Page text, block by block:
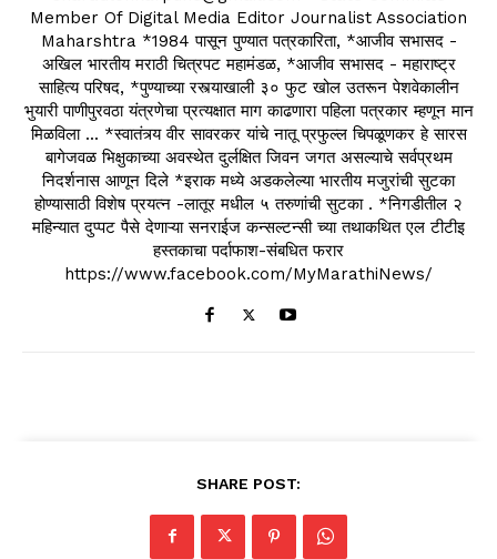
Member Of Digital Media Editor Journalist Association
Maharshtra *1984 पासून पुण्यात पत्रकारिता, *आजीव सभासद -
अखिल भारतीय मराठी चित्रपट महामंडळ, *आजीव सभासद - महाराष्ट्र
साहित्य परिषद, *पुण्याच्या रस्त्याखाली ३० फुट खोल उतरून पेशवेकालीन
भुयारी पाणीपुरवठा यंत्रणेचा प्रत्यक्षात माग काढणारा पहिला पत्रकार म्हणून मान
मिळविला ... *स्वातंत्र्य वीर सावरकर यांचे नातू प्रफुल्ल चिपळूणकर हे सारस
बागेजवळ भिक्षुकाच्या अवस्थेत दुर्लक्षित जिवन जगत असल्याचे सर्वप्रथम
निदर्शनास आणून दिले *इराक मध्ये अडकलेल्या भारतीय मजुरांची सुटका
होण्यासाठी विशेष प्रयत्न -लातूर मधील ५ तरुणांची सुटका . *निगडीतील २
महिन्यात दुप्पट पैसे देणाऱ्या सनराईज कन्सल्टन्सी च्या तथाकथित एल टीटीइ
हस्तकाचा पर्दाफाश-संबधित फरार
https://www.facebook.com/MyMarathiNews/
SHARE POST: